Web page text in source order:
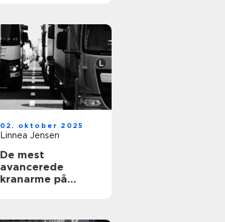
02. oktober 2025
Linnea Jensen
De mest
avancerede
kranarme på